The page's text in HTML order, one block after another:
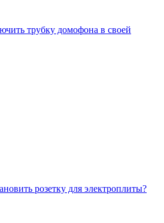
трубку домофона в своей
розетку для электроплиты?